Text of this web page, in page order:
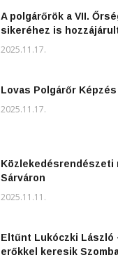
A polgárőrök a VII.
sikeréhez is
2025.11.17.
Lovas Polgárőr Képzés
2025.11.17.
Sárváron
2025.11.11.
Eltűnt Lukóczki László
erőkkel keresik